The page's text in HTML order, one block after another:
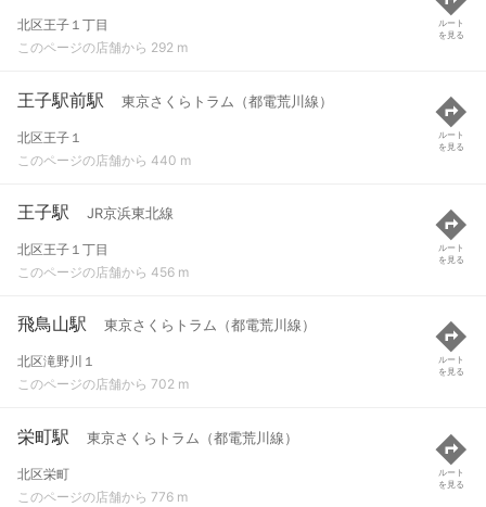
北区王子１丁目
このページの店舗から 292 m
ルート
を見る
王子駅前駅 東京さくらトラム（都電荒川線）
北区王子１
このページの店舗から 440 m
ルート
を見る
王子駅 JR京浜東北線
北区王子１丁目
このページの店舗から 456 m
ルート
を見る
飛鳥山駅 東京さくらトラム（都電荒川線）
北区滝野川１
このページの店舗から 702 m
ルート
を見る
栄町駅 東京さくらトラム（都電荒川線）
北区栄町
このページの店舗から 776 m
ルート
を見る